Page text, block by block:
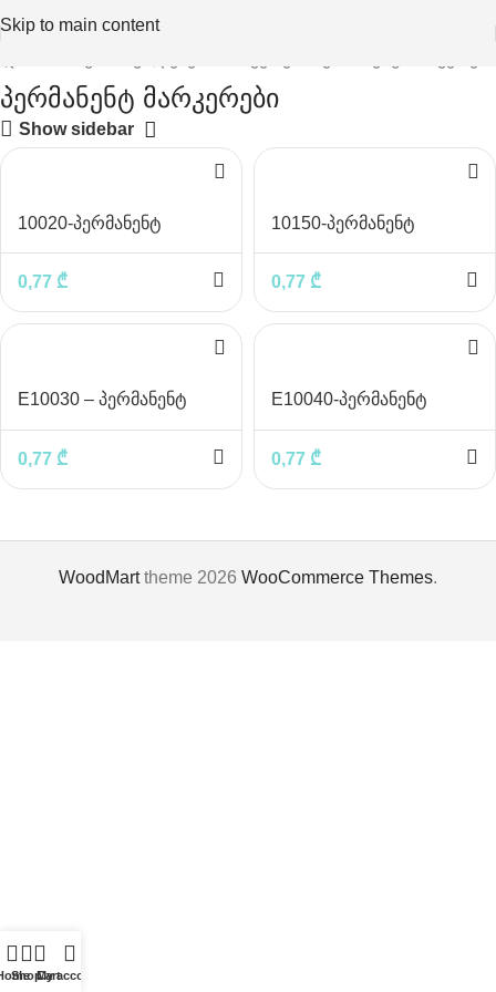
Skip to main content
პერმანენტ მარკერები
Show sidebar
10020-პერმანენტ
0,77 ₾
10150-პერმანენტ
0,77 ₾
E10030 – პერმანენტ
0,77 ₾
E10040-პერმანენტ
0,77 ₾
WoodMarttheme 2026 WooCommerce Themes.
ShopCart
My account